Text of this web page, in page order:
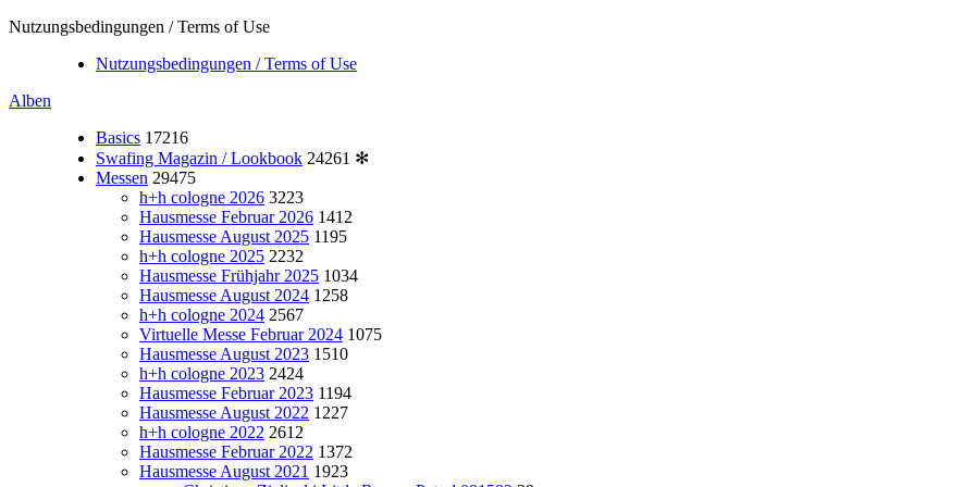
Nutzungsbedingungen / Terms of Use
Nutzungsbedingungen / Terms of Use
Alben
Basics 17216
Swafing Magazin / Lookbook 24261 ✻
Messen 29475
h+h cologne 2026 3223
Hausmesse Februar 2026 1412
Hausmesse August 2025 1195
h+h cologne 2025 2232
Hausmesse Frühjahr 2025 1034
Hausmesse August 2024 1258
h+h cologne 2024 2567
Virtuelle Messe Februar 2024 1075
Hausmesse August 2023 1510
h+h cologne 2023 2424
Hausmesse Februar 2023 1194
Hausmesse August 2022 1227
h+h cologne 2022 2612
Hausmesse Februar 2022 1372
Hausmesse August 2021 1923